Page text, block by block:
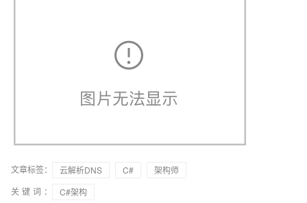
文章标签： 云解析DNS C#
架构师
关键词：
C#架构